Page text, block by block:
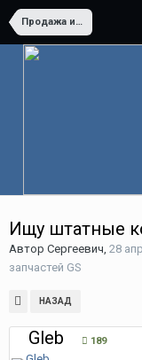
Продажа и покупка деталей и запчастей GS
Ищу штатные
Автор Сергеевич, 28
запчастей GS
НАЗАД
Gleb 189